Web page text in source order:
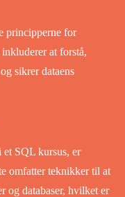
principperne for
at forstå,
sikrer dataens
SQL kursus, er
omfatter teknikker til at
og databaser, hvilket er